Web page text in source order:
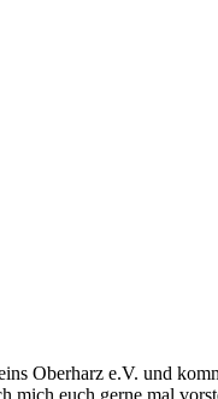
Oberharz e.V. und
mich euch gerne mal